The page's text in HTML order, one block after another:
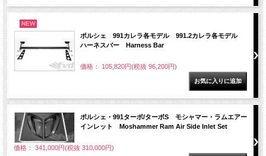
NEW
ポルシェ 991カレラ各モデル 991.2カレラ各モデル
ハーネスバー Harness Bar
価格： 105,820円(税抜 96,200円)
ポルシェ・991ターボ/ターボS モシャマー・ラムエアー
インレット Moshammer Ram Air Side Inlet Set
価格： 341,000円(税抜 310,000円)